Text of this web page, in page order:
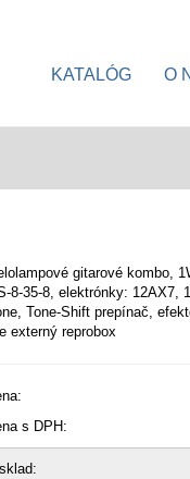
KATALÓG O
gitarové kombo,
8-35-8, elektrónky: 12AX7,
Tone-Shift prepínač,
externý reprobox
s DPH:
sklad: